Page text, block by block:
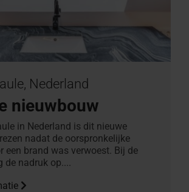
Nederland
nieuwbouw
in Nederland is dit nieuwe
nadat de oorspronkelijke
een brand was verwoest. Bij de
de nadruk op....